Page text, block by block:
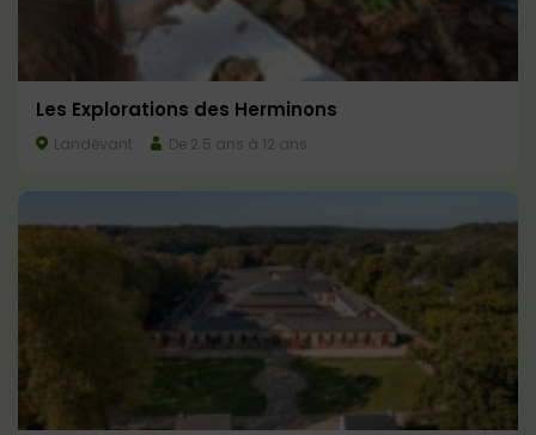
Les Explorations des Herminons
Landévant De 2.5 ans à 12 ans